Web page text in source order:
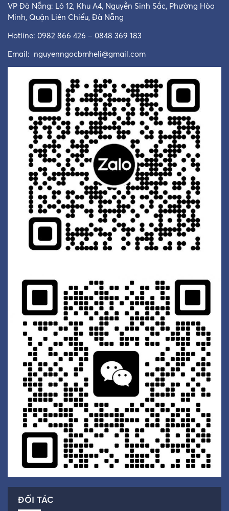
VP Đà Nẵng: Lô 12, Khu A4, Nguyễn Sinh Sắc, Phường Hòa
Minh, Quận Liên Chiểu, Đà Nẵng
Hotline: 0982 866 426 – 0848 369 183
Email: nguyenngocbmheli@gmail.com
ĐỐI TÁC